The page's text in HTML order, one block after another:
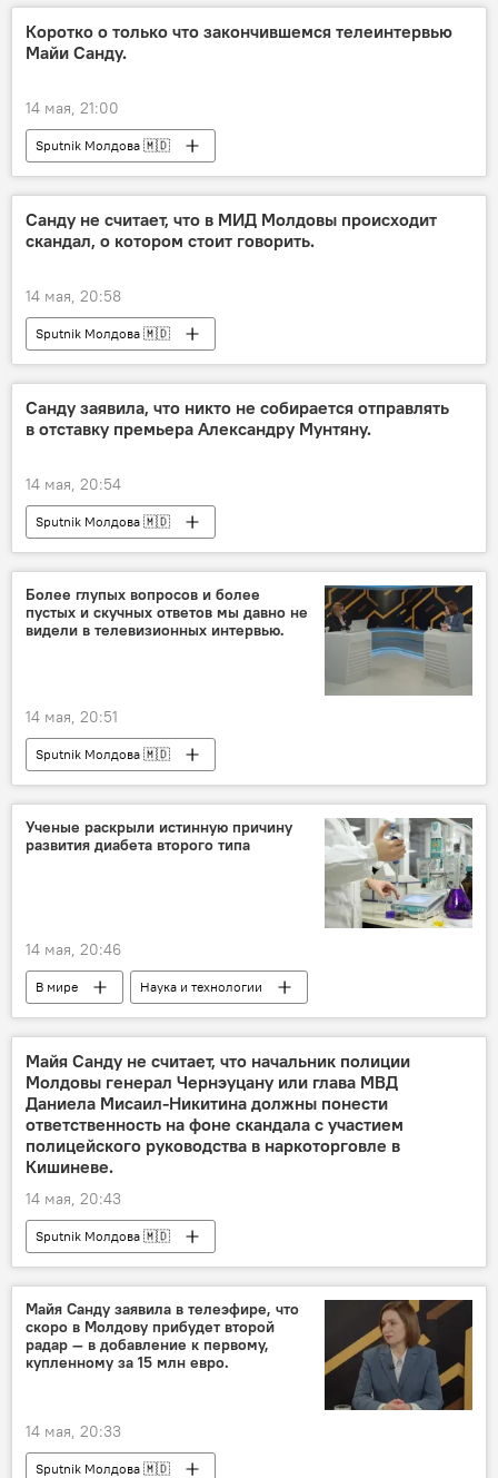
Коротко о только что закончившемся телеинтервью
Майи Санду.
14 мая, 21:00
Sputnik Молдова 🇲🇩
Санду не считает, что в МИД Молдовы происходит
скандал, о котором стоит говорить.
14 мая, 20:58
Sputnik Молдова 🇲🇩
Санду заявила, что никто не собирается отправлять
в отставку премьера Александру Мунтяну.
14 мая, 20:54
Sputnik Молдова 🇲🇩
Более глупых вопросов и более
пустых и скучных ответов мы давно не
видели в телевизионных интервью.
14 мая, 20:51
Sputnik Молдова 🇲🇩
Ученые раскрыли истинную причину
развития диабета второго типа
14 мая, 20:46
В мире
Наука и технологии
медицина
Общество
Майя Санду не считает, что начальник полиции
Молдовы генерал Чернэуцану или глава МВД
Даниела Мисаил-Никитина должны понести
ответственность на фоне скандала с участием
полицейского руководства в наркоторговле в
Кишиневе.
14 мая, 20:43
Sputnik Молдова 🇲🇩
Майя Санду заявила в телеэфире, что
скоро в Молдову прибудет второй
радар — в добавление к первому,
купленному за 15 млн евро.
14 мая, 20:33
Sputnik Молдова 🇲🇩